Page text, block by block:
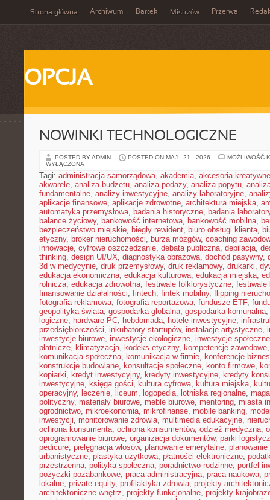
Strona główna Archiwum Bartek Mistrzów Przerwa
OPCJA
NOWINKI TECHNOLOGICZNE
POSTED BY ADMIN POSTED ON MAJ - 21 - 2026
MOŻLIWOŚĆ
WYŁĄCZONA
Tagi: administracja samorządowa, akademia, akcesoria kreatywne
akwarele, analiza budżetu, analiza podaży, analiza popytu,
fundamentalne, analizy inwestycyjne, analizy laboratoryjne,
aplikacje finansowe, aplikacje zdrowotne, architektura miejska,
automatyka przemysłowa, badania historyczne, badania
balance życiowy, bankowość internetowa, bankowość mobilna,
bezpieczeństwo miejskie, biegły rewident, biuro obsługi klienta,
etyczny, broker nieruchomości, burza mózgów, coaching
innowacje, cyfrowe oszczędzanie, debata publiczna, depilacja,
thinking, design UI/UX, diagnostyka obrazowa, dochód pasywny,
3d w medycynie, druk przemysłowy, druk reklamowy, drukarki,
edukacja ekonomiczna, edukacja kulturowa, edukacja miejska,
rolnicza, edukacja zdrowotna, festiwale folklorystyczne, festiwale
finansowanie działalności, fintech, fintek mobilny, flipping
fotografia reklamowa, fotografia reportażowa, fundusze ETF,
geopolityka świata, gospodarka globalna, gospodarka komunalna,
logiczne, hardware PC, hebdomada, hotele inwestycyjne,
przedsiębiorczości, inkubatory startupów, instalacje artystyczne,
inwestycje biurowe, inwestycje ekologiczne, inwestycje społeczne
płatnicze, klimatyzacja, kodeks etyczny, kompetencje zawodowe
komunikacja społeczna, komunikacja w firmie, konferencje
konstrukcje budowlane, konsultacje społeczne, konto firmowe,
kopiarki, kredyt inwestycyjny, kredyty inwestycyjne, kredyty
inwestycyjne, księga gości, kultura cyfrowa, kultura miejska,
operacyjny, leczenie, liceum, logopedia, lotniska regionalne,
polityczny, materiały biurowe, meble biurowe, mentoring, miasta
ogrodnictwo, mikroekonomia, mikrofinanse, mobile banking,
inwestycji, monitorowanie zdrowia, multimedia edukacyjne,
ochrona konsumenta, ochrona konsumentów, odzież medyczna,
oprogramowanie biurowe, organizacja dokumentów, parki
pedicure, pielęgnacja włosów, planowanie emerytalne, planowanie
urbanistyczne, plastyka użytkowa, płatności elektroniczne,
przestrzenna, polityka społeczna, poradnictwo rodzinne, portfel
pożyczki pozabankowe, praca administracyjna, praca naukowa,
lokalne, private equity, profilaktyka zdrowia, projekty
architektoniczne wnętrz, projekty funkcjonalne, projekty